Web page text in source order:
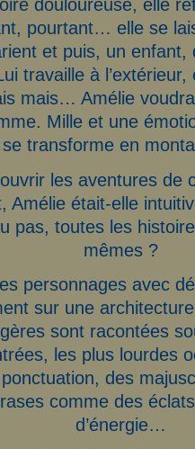
douloureuse, elle
pourtant… elle se
et puis, un enfant,
travaille à l’extérieur,
mais… Amélie
Mille et une
se transforme en
les aventures de
Amélie était-elle
pas, toutes les
mêmes ?
personnages avec
sur une
sont racontées
les plus lourdes
des
comme des
d’énergie…